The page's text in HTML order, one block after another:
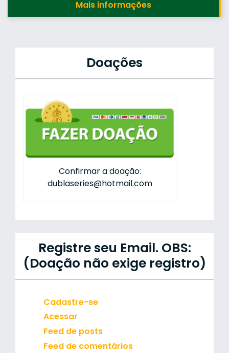
Mais informações
Doações
Confirmar a doação:
dublaseries@hotmail.com
Registre seu Email. OBS:
(Doação não exige registro)
Cadastre-se
Acessar
Feed de posts
Feed de comentários